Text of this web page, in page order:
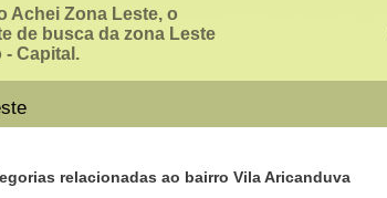
Achei Zona Leste, o
de busca da zona Leste
- Capital.
relacionadas ao bairro Vila Aricanduva